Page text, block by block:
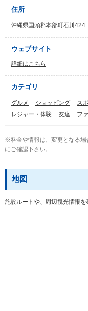
住所
沖縄県国頭郡本部町石川424
ウェブサイト
詳細はこちら
カテゴリ
グルメ ショッピング ス
レジャー・体験
友達 フ
※料金や情報は、変更となる場
にご確認下さい。
地図
施設ルートや、周辺観光情報を